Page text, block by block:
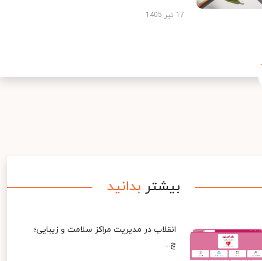
17 تیر 1405
بیشتر بدانید
انقلاب در مدیریت مراکز سلامت و زیبایی؛
چ...